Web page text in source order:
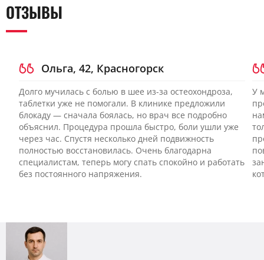
ОТЗЫВЫ
Ольга, 42, Красногорск
Долго мучилась с болью в шее из-за остеохондроза,
таблетки уже не помогали. В клинике предложили
блокаду — сначала боялась, но врач все подробно
объяснил. Процедура прошла быстро, боли ушли уже
через час. Спустя несколько дней подвижность
полностью восстановилась. Очень благодарна
специалистам, теперь могу спать спокойно и работать
без постоянного напряжения.
У